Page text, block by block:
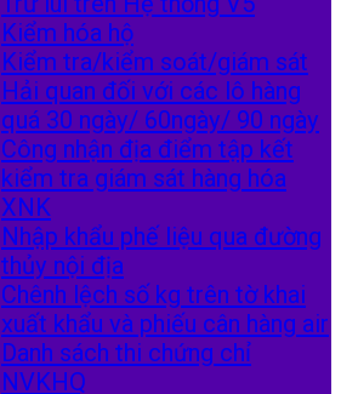
Kiểm hóa hộ
Kiểm tra/kiểm soát/giám sát
Hải quan đối với các lô hàng
quá 30 ngày/ 60ngày/ 90 ngày
Công nhận địa điểm tập kết
kiểm tra giám sát hàng hóa
XNK
Nhập khẩu phế liệu qua đường
thủy nội địa
Chênh lệch số kg trên tờ khai
xuất khẩu và phiếu cân hàng air
Danh sách thi chứng chỉ
NVKHQ